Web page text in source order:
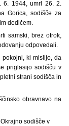
6. 1944, umrl 26. 2.
Gorica, sodišče za
dedičem.
samski, brez otrok,
odpovedali.
pokojni, ki mislijo, da
priglasijo sodišču v
strani sodišča in
obravnavo na
Okrajno sodišče v